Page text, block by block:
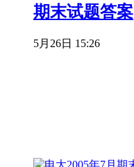
期末试题答案
5月26日 15:26